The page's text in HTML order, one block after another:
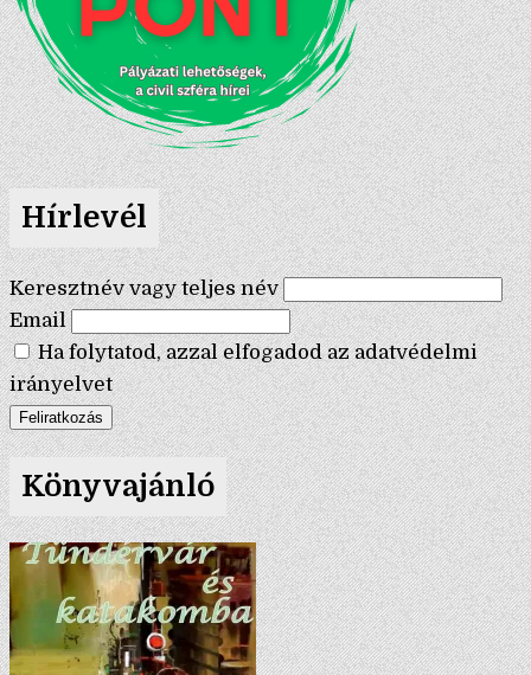
Hírlevél
Keresztnév vagy teljes név
Email
Ha folytatod, azzal elfogadod az adatvédelmi
irányelvet
Könyvajánló